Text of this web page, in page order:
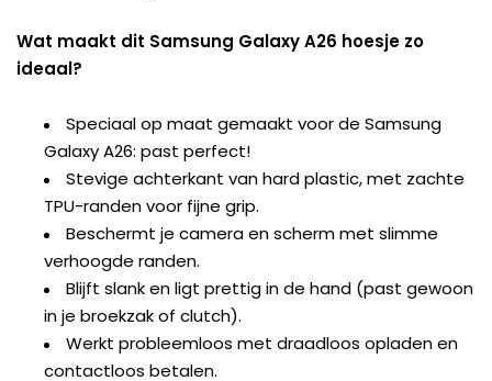
Wat maakt dit Samsung Galaxy A26 hoesje zo
ideaal?
Speciaal op maat gemaakt voor de Samsung
Galaxy A26: past perfect!
Stevige achterkant van hard plastic, met zachte
TPU-randen voor fijne grip.
Beschermt je camera en scherm met slimme
verhoogde randen.
Blijft slank en ligt prettig in de hand (past gewoon
in je broekzak of clutch).
Werkt probleemloos met draadloos opladen en
contactloos betalen.